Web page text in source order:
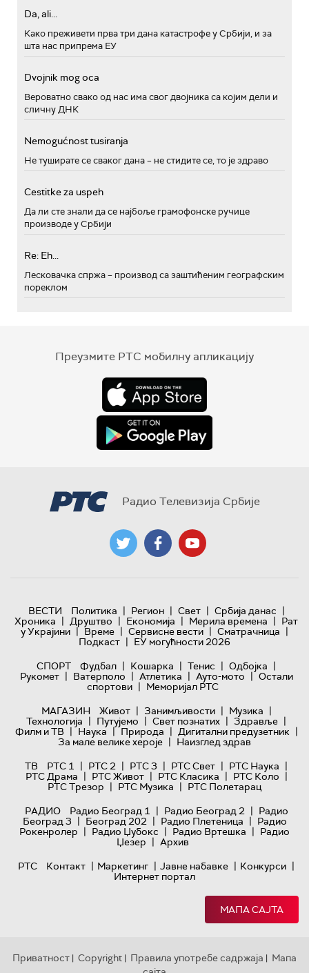
Da, ali...
Како преживети прва три дана катастрофе у Србији, и за
шта нас припрема ЕУ
Dvojnik mog oca
Вероватно свако од нас има свог двојника са којим дели и
сличну ДНК
Nemogućnost tusiranja
Не туширате се сваког дана – не стидите се, то је здраво
Cestitke za uspeh
Да ли сте знали да се најбоље грамофонске ручице
производе у Србији
Re: Eh...
Лесковачка спржа – производ са заштићеним географским
пореклом
Преузмите РТС мобилну апликацију
Радио Телевизија Србије
ВЕСТИ Политика | Регион | Свет | Србија данас |
Хроника | Друштво | Економија | Мерила времена | Рат
у Украјини | Време | Сервисне вести | Сматрачница |
Подкаст | ЕУ могућности 2026
СПОРТ
Фудбал | Кошарка | Тенис | Одбојка |
Рукомет | Ватерполо | Атлетика | Ауто-мото | Остали
спортови | Меморијал РТС
МАГАЗИН
Живот | Занимљивости | Музика |
Технологијa | Путујемо | Свет познатих | Здравље |
Филм и ТВ | Наука | Природа | Дигитални предузетник |
За мале велике хероје | Наизглед здрав
ТВ
РТС 1 | РТС 2 | РТС 3 | РТС Свет | РТС Наука |
РТС Драма | РТС Живот | РТС Класика | РТС Коло |
РТС Трезор | РТС Музика | РТС Полетарац
РАДИО
Радио Београд 1 | Радио Београд 2 | Радио
Београд 3 | Београд 202 | Радио Плетеница | Радио
Рокенролер | Радио Џубокс | Радио Вртешка | Радио
Џезер | Архив
РТС
Контакт | Маркетинг | Јавне набавке | Конкурси |
Интернет портал
МАПА САЈТА
Приватност | Copyright | Правила употребе садржаја | Мапа